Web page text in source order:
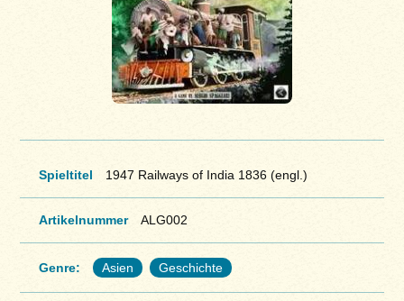
Spieltitel 1947 Railways of India 1836 (engl.)
Artikelnummer ALG002
Genre: Asien Geschichte